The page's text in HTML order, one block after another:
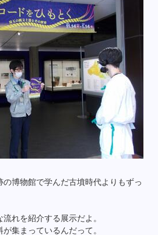
博物館で学んだ古墳時代よりもずっ
れを紹介する展示だよ。
集まっているんだって。